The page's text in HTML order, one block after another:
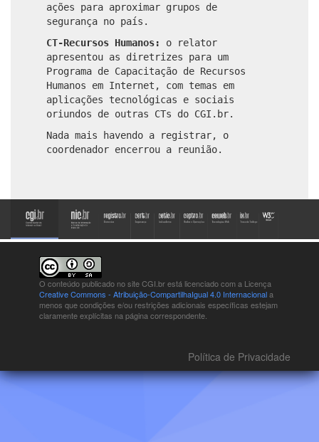
ações para aproximar grupos de
segurança no país.
CT-Recursos Humanos:
o relator
apresentou as diretrizes para um
Programa de Capacitação de Recursos
Humanos em Internet, com temas em
aplicações tecnológicas e sociais
oriundos de outras CTs do CGI.br.
Nada mais havendo a registrar, o
coordenador encerrou a reunião.
O conteúdo publicado no site CGI.br está licenciado com a Licença
Creative Commons - Atribuição-CompartilhaIgual 4.0 Internacionala
menos que condições e/ou restrições adicionais específicas estejam
claramente explícitas na página correspondente.
Política de Privacidade